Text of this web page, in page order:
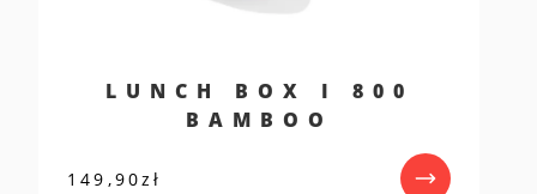
LUNCH BOX I 800
BAMBOO
149,90zł